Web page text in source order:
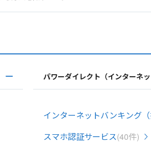
パワーダイレクト（インターネッ
インターネットバンキング（
スマホ認証サービス(40件)